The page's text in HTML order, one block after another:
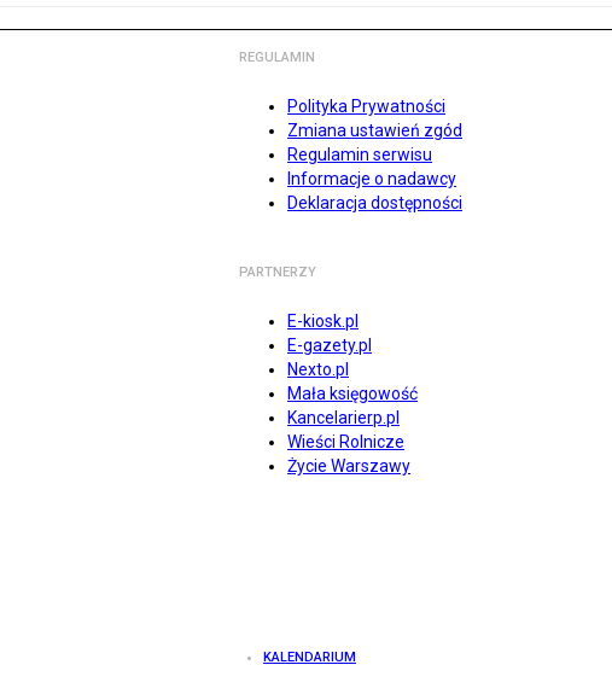
REGULAMIN
Polityka Prywatności
Zmiana ustawień zgód
Regulamin serwisu
Informacje o nadawcy
Deklaracja dostępności
PARTNERZY
E-kiosk.pl
E-gazety.pl
Nexto.pl
Mała księgowość
Kancelarierp.pl
Wieści Rolnicze
Życie Warszawy
KALENDARIUM